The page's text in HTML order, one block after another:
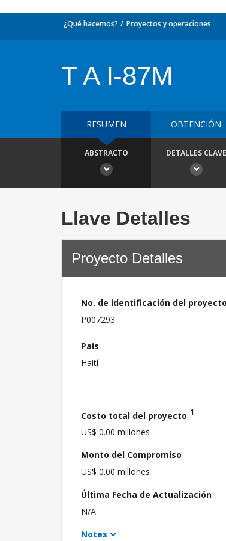
¿Qué hacemos? Proyectos y operaciones
T A I-87M
RESUMEN OBTENCIÓN
ABSTRACTO DETALLES CLAVE
Llave Detalles
Proyecto Detalles
No. de identificación del proyecto
P007293
País
Haití
Costo total del proyecto 1
US$ 0.00 millones
Monto del Compromiso
US$ 0.00 millones
Última Fecha de Actualización
N/A
Notes